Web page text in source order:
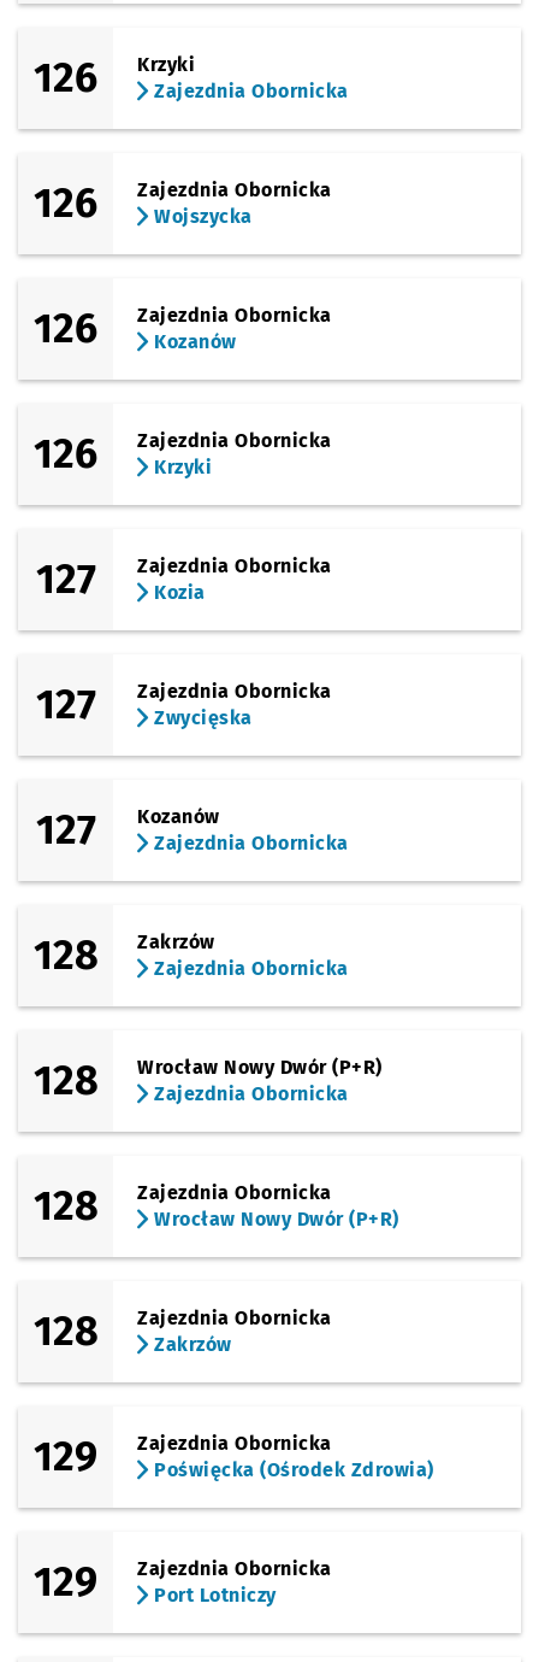
126
Krzyki
Zajezdnia Obornicka
126
Zajezdnia Obornicka
Wojszycka
126
Zajezdnia Obornicka
Kozanów
126
Zajezdnia Obornicka
Krzyki
127
Zajezdnia Obornicka
Kozia
127
Zajezdnia Obornicka
Zwycięska
127
Kozanów
Zajezdnia Obornicka
128
Zakrzów
Zajezdnia Obornicka
128
Wrocław Nowy Dwór (P+R)
Zajezdnia Obornicka
128
Zajezdnia Obornicka
Wrocław Nowy Dwór (P+R)
128
Zajezdnia Obornicka
Zakrzów
129
Zajezdnia Obornicka
Poświęcka (Ośrodek Zdrowia)
129
Zajezdnia Obornicka
Port Lotniczy